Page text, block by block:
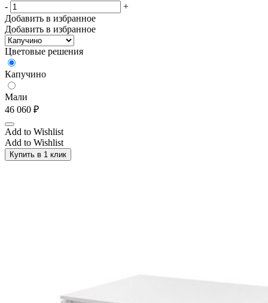
-
+
Добавить в избранное
Добавить в избранное
Цветовые решения
Капучино
Мали
46 060 ₽
Add to Wishlist
Add to Wishlist
Купить в 1 клик